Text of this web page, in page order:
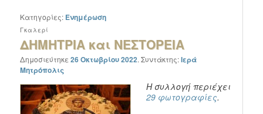
Κατηγορίες: Ενημέρωση
ΔΗΜΗΤΡΙΑ και ΝΕΣΤΟΡΕΙΑ
Γκαλερί
Δημοσιεύτηκε26 Οκτωβρίου 2022.Συντάκτης:Ιερά
Μητρόπολις
Η συλλογή περιέχει
29 φωτογραφίες.